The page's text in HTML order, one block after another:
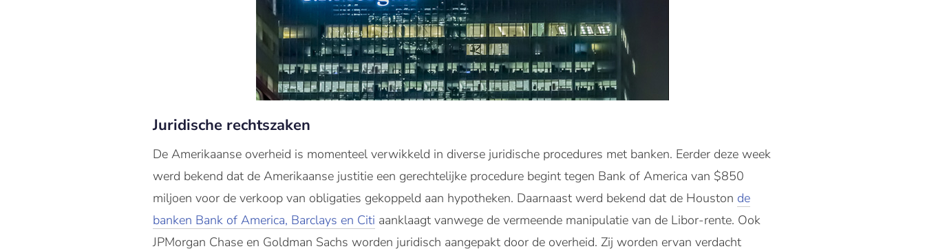
Juridische rechtszaken
De Amerikaanse overheid is momenteel verwikkeld in diverse juridische procedures met banken. Eerder deze week
werd bekend dat de Amerikaanse justitie een gerechtelijke procedure begint tegen Bank of America van $850
miljoen voor de verkoop van obligaties gekoppeld aan hypotheken. Daarnaast werd bekend dat de Houston de
banken Bank of America, Barclays en Citi aanklaagt vanwege de vermeende manipulatie van de Libor-rente. Ook
JPMorgan Chase en Goldman Sachs worden juridisch aangepakt door de overheid. Zij worden ervan verdacht